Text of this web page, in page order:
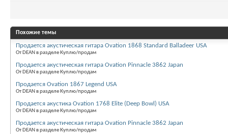
Похожие темы
Продается акустическая гитара Ovation 1868 Standard Balladeer USA
От DEAN в разделе Куплю/продам
Продается акустическая гитара Ovation Pinnacle 3862 Japan
От DEAN в разделе Куплю/продам
Продается Ovation 1867 Legend USA
От DEAN в разделе Куплю/продам
Продается акустика Ovation 1768 Elite (Deep Bowl) USA
От DEAN в разделе Куплю/продам
Продается акустическая гитара Ovation Pinnacle 3862 Japan
От DEAN в разделе Куплю/продам